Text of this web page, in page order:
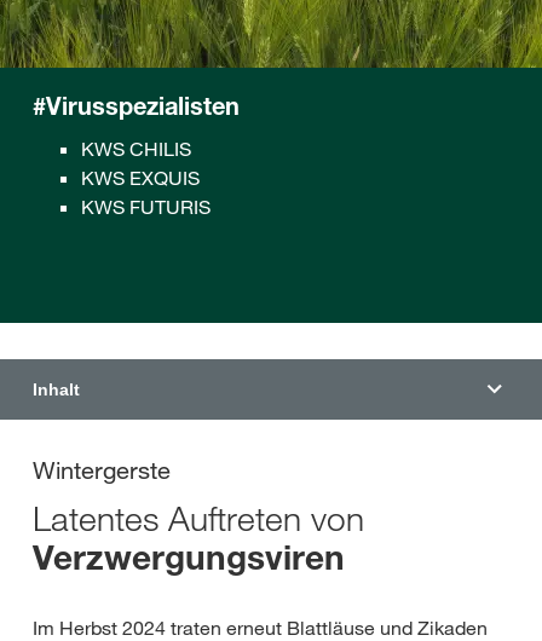
#Virusspezialisten
KWS CHILIS
KWS EXQUIS
KWS FUTURIS
Inhalt
Wintergerste
Latentes Auftreten von
Verzwergungsviren
Im Herbst 2024 traten erneut Blattläuse und Zikaden